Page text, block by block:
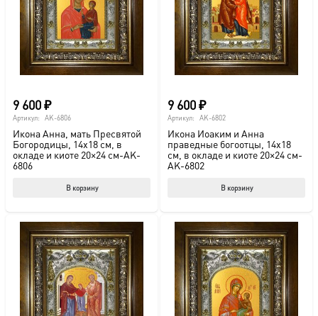
9 600₽
Артикул: AK-6806
Икона Анна, мать Пресвятой
Богородицы, 14х18 см, в
окладе и киоте 20×24 см-AK-
6806
В корзину
9 600₽
Артикул: AK-6802
Икона Иоаким и Анна
праведные богоотцы, 14х18
см, в окладе и киоте 20×24 см-
AK-6802
В корзину